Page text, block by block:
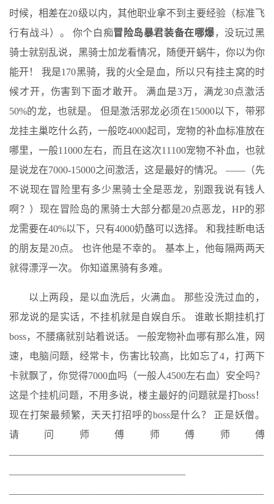
时候，相差在20级以内，其他职业拿不到主要经验（标准飞
行有战斗）。 你个白痴冒险岛暴君装备在哪爆，没玩过黑
骑士就别乱说，黑骑士加龙看情况，随便开蜗牛，你以为你
能开！ 我是170黑骑，我的火全是血，所以只有挂主窝的时
候才开，伤害到下面才敢开。 满血是3万，满龙30点激活
50%的龙，也就是。 但是激活邪龙必须在15000以下，带邪
龙挂主巢吃什么药，一般吃4000起司，宠物的补血标准放在
哪里，一般11000左右，而且在这次11100宠物不补血，也就
是说龙在7000-15000之间激活，这是最好的情况。 ——（先
不说现在冒险里有多少黑骑士全是恶龙，别跟我说有钱人
啊？）现在冒险岛的黑骑士大部分都是20点恶龙，HP的邪
龙需要在40%以下，只有4000奶酪可以选择。 和我挂断电话
的朋友是20点。 也许他是不幸的。 基本上，他每隔两两天
就得漂浮一次。 你知道黑骑有多难。
以上两段，是以血洗后，火满血。 那些没洗过血的，
邪龙说的是实话，不挂机就是自娱自乐。 谁敢长期挂机打
boss，不腰痛就别站着说话。 一般宠物补血哪有那么准，网
速，电脑问题，经常卡，伤害比较高，比如忘了4，打两下
卡就飘了，你觉得7000血吗（一般人4500左右血）安全吗？
这是个挂机问题，不用多说，楼主最好的问题就是打boss！
现在打架最频繁，天天打招呼的boss是什么？ 正是妖僧。
请问师傅师傅师傅
——————————————————————————
——————————————————
——————————————————————————